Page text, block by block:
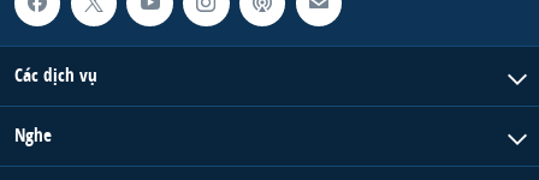
Các dịch vụ
Nghe